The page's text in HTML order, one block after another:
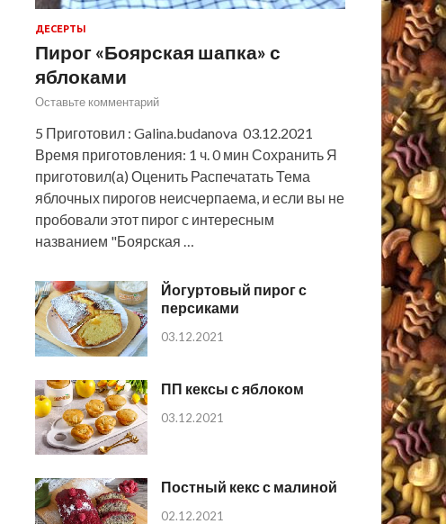
ДЕСЕРТЫ
Пирог «Боярская шапка» с
яблоками
Оставьте комментарий
5 Приготовил : Galina.budanova 03.12.2021
Время приготовления: 1 ч. 0 мин Сохранить Я
приготовил(а) Оценить Распечатать Тема
яблочных пирогов неисчерпаема, и если вы не
пробовали этот пирог с интересным
названием "Боярская …
Йогуртовый пирог с
персиками
03.12.2021
ПП кексы с яблоком
03.12.2021
Постный кекс с малиной
02.12.2021